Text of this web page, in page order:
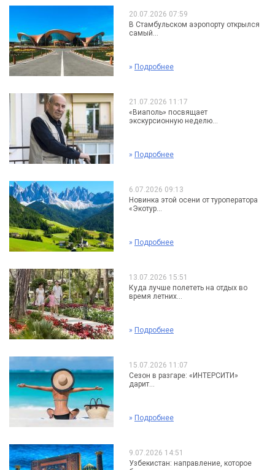
20.07.2026 07:59
В Стамбульском аэропорту открылся
самый...
» Подробнее
21.07.2026 11:17
«Виаполь» посвящает
экскурсионную неделю...
» Подробнее
6.07.2026 09:13
Новинка этой осени от туроператора
«Экотур...
» Подробнее
13.07.2026 15:51
Куда лучше полететь на отдых во
время летних...
» Подробнее
15.07.2026 11:07
Сезон в разгаре: «ИНТЕРСИТИ»
дарит...
» Подробнее
9.07.2026 14:51
Узбекистан: направление, которое